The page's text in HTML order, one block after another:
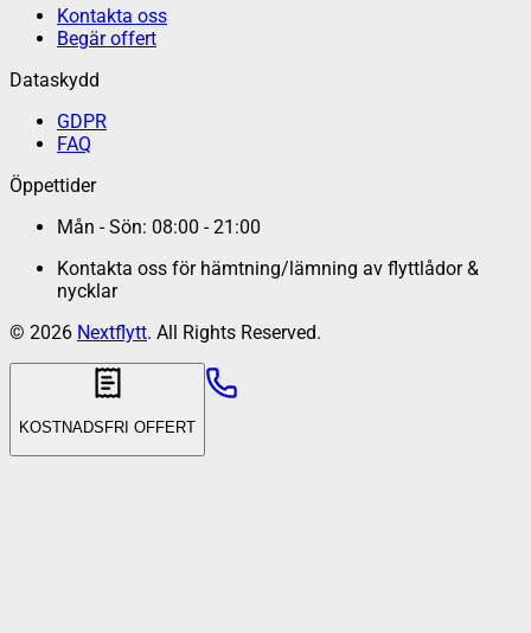
Kontakta oss
Begär offert
Dataskydd
GDPR
FAQ
Öppettider
Mån - Sön: 08:00 - 21:00
Kontakta oss för hämtning/lämning av flyttlådor &
nycklar
© 2026 Nextflytt. All Rights Reserved.
KOSTNADSFRI OFFERT